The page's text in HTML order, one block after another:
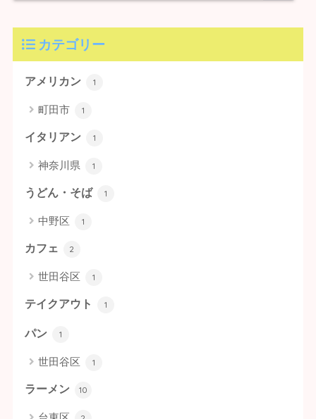
カテゴリー
アメリカン 1
町田市 1
イタリアン 1
神奈川県 1
うどん・そば 1
中野区 1
カフェ 2
世田谷区 1
テイクアウト 1
パン 1
世田谷区 1
ラーメン 10